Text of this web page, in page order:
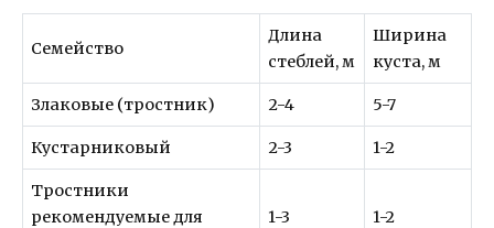
Семейство
Длина
стеблей, м
Ширина
куста, м
Злаковые (тростник) 2-4 5-7
Кустарниковый 2-3 1-2
Тростники
рекомендуемые для
1-3 1-2